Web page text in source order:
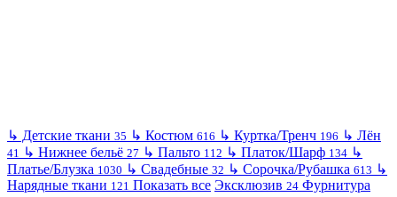
↳ Детские ткани 35 ↳ Костюм 616 ↳ Куртка/Тренч 196 ↳ Лён
41 ↳ Нижнее бельё 27 ↳ Пальто 112 ↳ Платок/Шарф 134 ↳
Платье/Блузка 1030 ↳ Свадебные 32 ↳ Сорочка/Рубашка 613 ↳
Нарядные ткани 121 Показать все Эксклюзив 24 Фурнитура